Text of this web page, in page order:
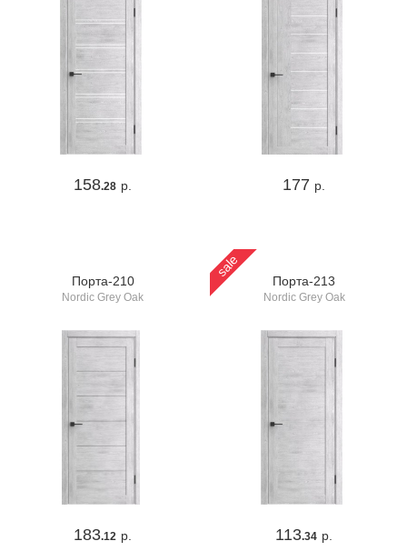
158.28 р. 177 р.
Порта-210
Nordic Grey Oak
183.12 р.
sale
Порта-213
Nordic Grey Oak
113.34 р.